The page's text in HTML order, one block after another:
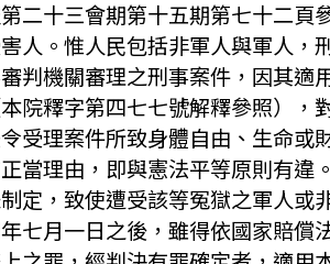
二十三會期第十五期第七十二
人。惟人民包括非軍人與軍人
判機關審理之刑事案件，因其
院釋字第四七七號解釋參照）
受理案件所致身體自由、生命
當理由，即與憲法平等原則有違。
定，致使遭受該等冤獄之軍人
七月一日之後，雖得依國家賠